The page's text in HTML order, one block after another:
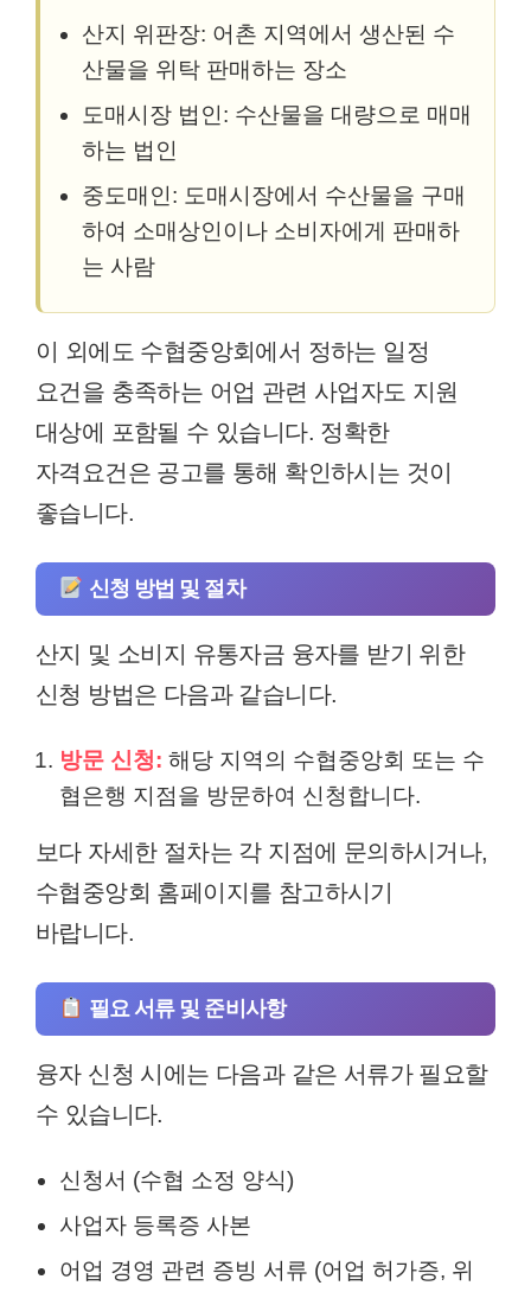
산지 위판장: 어촌 지역에서 생산된 수
산물을 위탁 판매하는 장소
도매시장 법인: 수산물을 대량으로 매매
하는 법인
중도매인: 도매시장에서 수산물을 구매
하여 소매상인이나 소비자에게 판매하
는 사람
이 외에도 수협중앙회에서 정하는 일정
요건을 충족하는 어업 관련 사업자도 지원
대상에 포함될 수 있습니다. 정확한
자격요건은 공고를 통해 확인하시는 것이
좋습니다.
신청 방법 및 절차
산지 및 소비지 유통자금 융자를 받기 위한
신청 방법은 다음과 같습니다.
방문 신청: 해당 지역의 수협중앙회 또는 수
협은행 지점을 방문하여 신청합니다.
보다 자세한 절차는 각 지점에 문의하시거나,
수협중앙회 홈페이지를 참고하시기
바랍니다.
필요 서류 및 준비사항
융자 신청 시에는 다음과 같은 서류가 필요할
수 있습니다.
신청서 (수협 소정 양식)
사업자 등록증 사본
어업 경영 관련 증빙 서류 (어업 허가증, 위